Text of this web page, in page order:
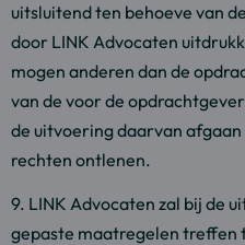
uitsluitend ten behoeve van
door LINK Advocaten
mogen anderen dan de
van de voor de
de uitvoering daarvan afgaan
rechten ontlenen.
9. LINK Advocaten zal bij de
gepaste maatregelen treffen